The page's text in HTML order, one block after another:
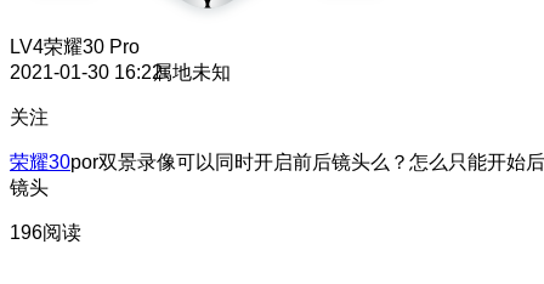
LV4荣耀30 Pro
2021-01-30 16:22属地未知
关注
荣耀30por双景录像可以同时开启前后镜头么？怎么只能开始后
镜头
196阅读